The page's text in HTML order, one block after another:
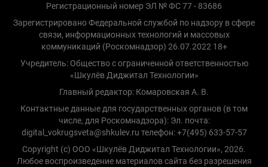
Регистрационный номер ЭЛ № ФС 77 - 83686
Зарегистрировано Федеральной службой по надзору в сфере
связи, информационных технологий и массовых
коммуникаций (Роскомнадзор) 26.07.2022 18+
Учредитель: Общество с ограниченной ответственностью
«Шкулёв Диджитал Технологии»
Главный редактор: Комаровская А. В.
Контактные данные для государственных органов (в том
числе, для Роскомнадзора): Эл. почта:
digital_vokrugsveta@shkulev.ru телефон: +7(495) 633-57-57
Copyright (с) ООО «Шкулёв Диджитал Технологии», 2026.
Любое воспроизведение материалов сайта без разрешения